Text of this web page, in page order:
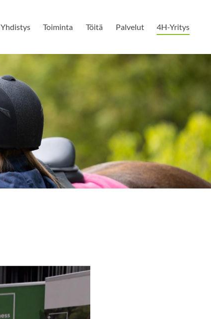
Yhdistys Toiminta Töitä Palvelut 4H-Yritys